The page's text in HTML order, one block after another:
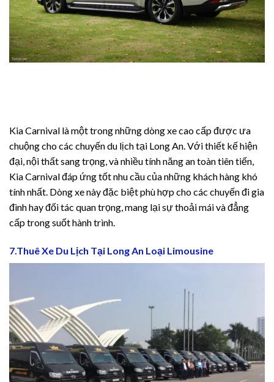
Kia Carnival là một trong những dòng xe cao cấp được ưa
chuộng cho các chuyến du lịch tại Long An. Với thiết kế hiện
đại, nội thất sang trọng, và nhiều tính năng an toàn tiên tiến,
Kia Carnival đáp ứng tốt nhu cầu của những khách hàng khó
tính nhất. Dòng xe này đặc biệt phù hợp cho các chuyến đi gia
đình hay đối tác quan trọng, mang lại sự thoải mái và đẳng
cấp trong suốt hành trình.
7.Thuê Xe Du Lịch Tại Long An Loại Limousine